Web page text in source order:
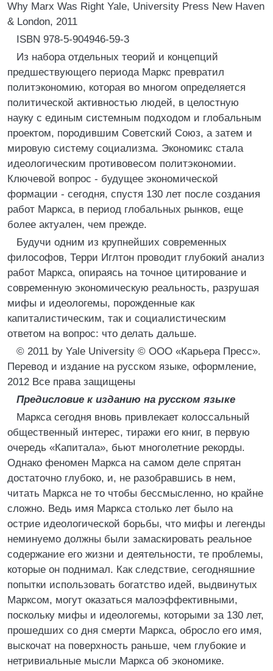
Why Marx Was Right Yale, University Press New Haven
& London, 2011
ISBN 978-5-904946-59-3
Из набора отдельных теорий и концепций
предшествующего периода Маркс превратил
политэкономию, которая во многом определяется
политической активностью людей, в целостную
науку с единым системным подходом и глобальным
проектом, породившим Советский Союз, а затем и
мировую систему социализма. Экономикс стала
идеологическим противовесом политэкономии.
Ключевой вопрос - будущее экономической
формации - сегодня, спустя 130 лет после создания
работ Маркса, в период глобальных рынков, еще
более актуален, чем прежде.
Будучи одним из крупнейших современных
философов, Терри Иглтон проводит глубокий анализ
работ Маркса, опираясь на точное цитирование и
современную экономическую реальность, разрушая
мифы и идеологемы, порожденные как
капиталистическим, так и социалистическим
ответом на вопрос: что делать дальше.
© 2011 by Yale University © ООО «Карьера Пресс».
Перевод и издание на русском языке, оформление,
2012 Все права защищены
Предисловие к изданию на русском языке
Маркса сегодня вновь привлекает колоссальный
общественный интерес, тиражи его книг, в первую
очередь «Капитала», бьют многолетние рекорды.
Однако феномен Маркса на самом деле спрятан
достаточно глубоко, и, не разобравшись в нем,
читать Маркса не то чтобы бессмысленно, но крайне
сложно. Ведь имя Маркса столько лет было на
острие идеологической борьбы, что мифы и легенды
неминуемо должны были замаскировать реальное
содержание его жизни и деятельности, те проблемы,
которые он поднимал. Как следствие, сегодняшние
попытки использовать богатство идей, выдвинутых
Марксом, могут оказаться малоэффективными,
поскольку мифы и идеологемы, которыми за 130 лет,
прошедших со дня смерти Маркса, обросло его имя,
выскочат на поверхность раньше, чем глубокие и
нетривиальные мысли Маркса об экономике.